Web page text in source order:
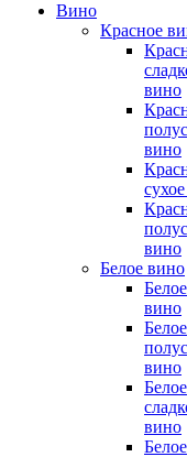
Вино
Красное
вино
вино
вино
Белое вино
вино
Белое
вино
Белое
вино
Белое